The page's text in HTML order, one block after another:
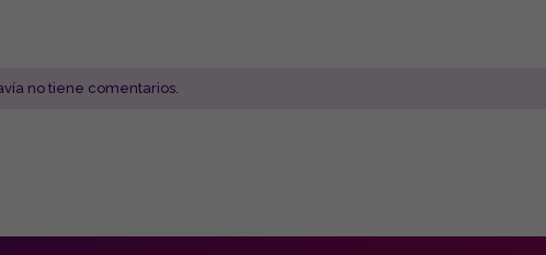
no tiene comentarios.